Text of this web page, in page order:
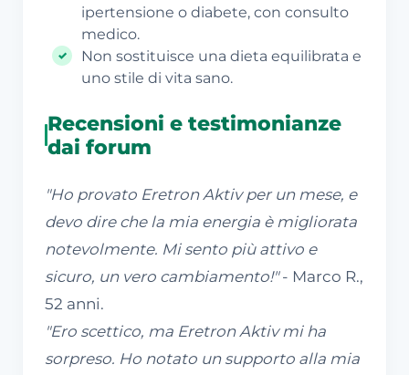
ipertensione o diabete, con consulto
medico.
Non sostituisce una dieta equilibrata e
uno stile di vita sano.
Recensioni e testimonianze
dai forum
"Ho provato Eretron Aktiv per un mese, e
devo dire che la mia energia è migliorata
notevolmente. Mi sento più attivo e
sicuro, un vero cambiamento!"- Marco R.,
52 anni.
"Ero scettico, ma Eretron Aktiv mi ha
sorpreso. Ho notato un supporto alla mia